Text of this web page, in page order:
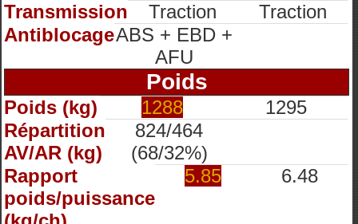
Transmission Traction
Traction
AntiblocageABS + EBD +
AFU
Poids
Poids (kg) 1288
1295
Répartition
AV/AR (kg)
824/464
(68/32%)
Rapport
poids/puissance
5.85 6.48